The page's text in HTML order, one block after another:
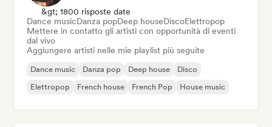
&gt; 1800 risposte date
Dance musicDanza popDeep houseDiscoElettropop
Mettere in contatto gli artisti con opportunità di eventi
dal vivo
Aggiungere artisti nelle mie playlist più seguite
Dance music Danza pop Deep house
Disco
Elettropop
French house French Pop House music